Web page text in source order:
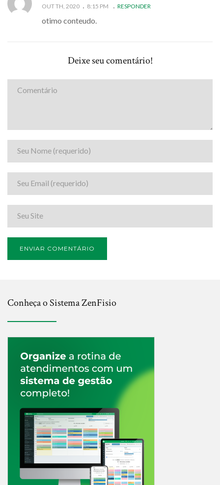
OUT TH, 2020 8:15 PM RESPONDER
otimo conteudo.
Deixe seu comentário!
Conheça o Sistema ZenFisio